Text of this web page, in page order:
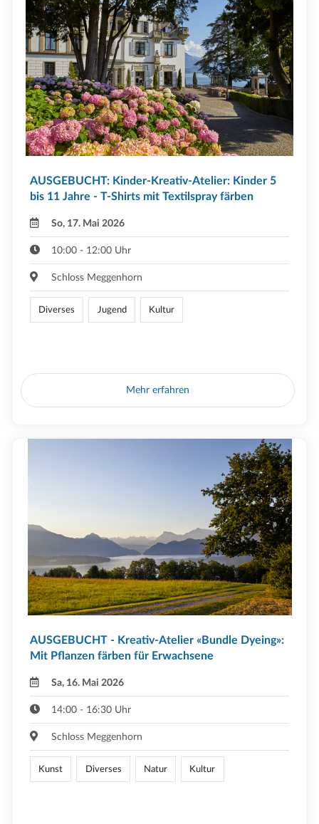
AUSGEBUCHT: Kinder-Kreativ-Atelier: Kinder 5
bis 11 Jahre - T-Shirts mit Textilspray färben
So, 17. Mai 2026
10:00 - 12:00 Uhr
Schloss Meggenhorn
Diverses Jugend Kultur
Mehr erfahren
AUSGEBUCHT - Kreativ-Atelier «Bundle Dyeing»:
Mit Pflanzen färben für Erwachsene
Sa, 16. Mai 2026
14:00 - 16:30 Uhr
Schloss Meggenhorn
Kunst Diverses Natur Kultur